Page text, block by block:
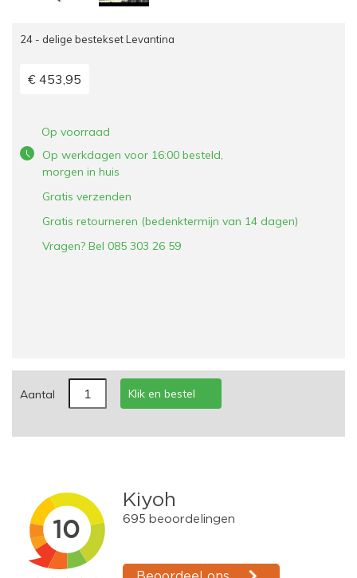
24 - delige bestekset Levantina
€ 453,95
Op voorraad
Op werkdagen voor 16:00 besteld,
morgen in huis
Gratis verzenden
Gratis retourneren (bedenktermijn van 14 dagen)
Vragen? Bel 085 303 26 59
Aantal Klik en bestel